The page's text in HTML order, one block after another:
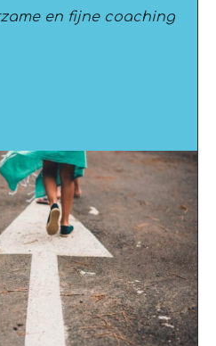
en fijne coaching